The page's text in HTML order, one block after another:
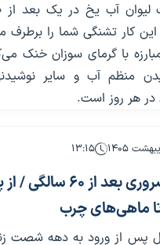
آب یخ در یک بعد از
کار تشنگی شما را برطرف
با گرمای سوزان خنک
منظم آب و سایر
در هر روز است.
۱۳:۱۵
غذاهای ضروری بعد از
ماهی‌های چرب
پس از ورود به دهه شصت